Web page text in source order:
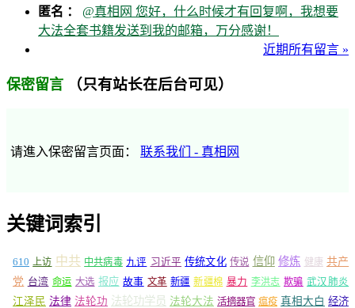
匿名 ： @真相网 您好，什么时候才有回复啊，我想要
大法全套书籍发送到我的邮箱，万分感谢！
近期所有留言 »
保密留言 （只有站长在后台可见）
请進入保密留言页面： 联系我们 - 真相网
关键词索引
610 上访 中共 中共病毒 九评 习近平 传统文化 传说 信仰 修炼 健康 共产
党 台湾 命运 大选 报应 故事 文革 新疆 新疆棉 暴力 李洪志 欺骗 武汉肺炎
江泽民 法律 法轮功 法轮功学员 法轮大法 活摘器官 瘟疫 真相大白 经济